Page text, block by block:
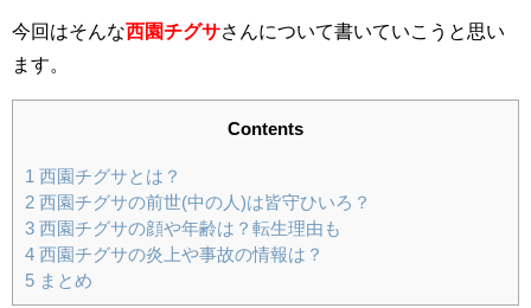
今回はそんな西園チグサさんについて書いていこうと思い
ます。
Contents
1 西園チグサとは？
2 西園チグサの前世(中の人)は皆守ひいろ？
3 西園チグサの顔や年齢は？転生理由も
4 西園チグサの炎上や事故の情報は？
5 まとめ